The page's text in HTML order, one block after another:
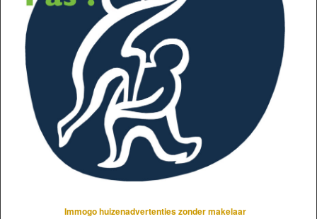
Immogo huizenadvertenties zonder makelaar